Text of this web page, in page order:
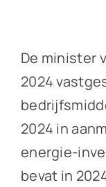
De minister
2024
2024 in
energie-
bevat in